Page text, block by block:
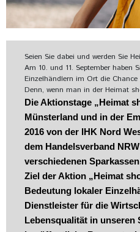
Seien Sie dabei und werden Sie
Am 10. und 11. September haben
Einzelhändlern im Ort die
Denn, wenn man in der Heimat
Die Aktionstage „Heimat
Münsterland und in der
2016 von der IHK Nord
dem Handelsverband
verschiedenen
Ziel der Aktion „Heimat
Bedeutung lokaler
Dienstleister für die
Lebensqualität in unseren